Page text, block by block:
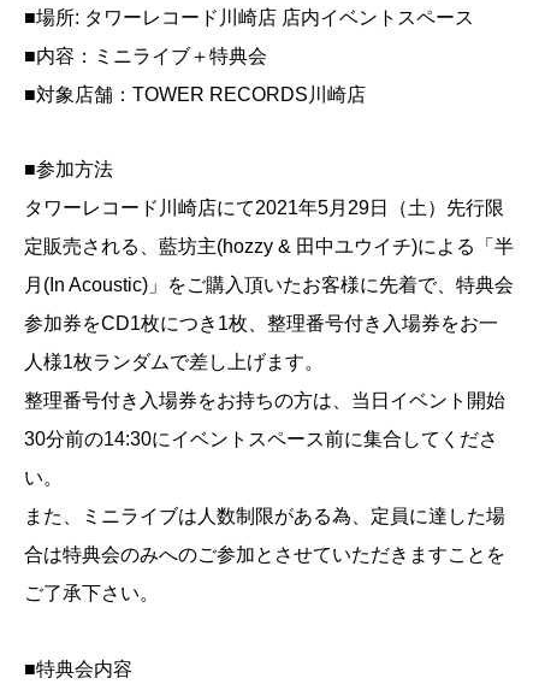
■場所: タワーレコード川崎店 店内イベントスペース
■内容：ミニライブ＋特典会
■対象店舗：TOWER RECORDS川崎店
■参加方法
タワーレコード川崎店にて2021年5月29日（土）先行限
定販売される、藍坊主(hozzy & 田中ユウイチ)による「半
月(In Acoustic)」をご購入頂いたお客様に先着で、特典会
参加券をCD1枚につき1枚、整理番号付き入場券をお一
人様1枚ランダムで差し上げます。
整理番号付き入場券をお持ちの方は、当日イベント開始
30分前の14:30にイベントスペース前に集合してくださ
い。
また、ミニライブは人数制限がある為、定員に達した場
合は特典会のみへのご参加とさせていただきますことを
ご了承下さい。
■特典会内容